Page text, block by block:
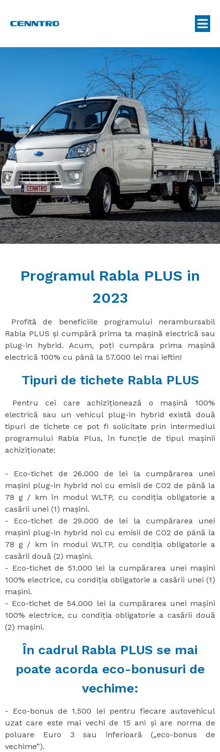
Programul Rabla PLUS in
2023
Profită de beneficiile programului nerambursabil
Rabla PLUS și cumpără prima ta mașină electrică sau
plug-in hybrid. Acum, poți cumpăra prima mașină
electrică 100% cu până la 57.000 lei mai ieftin!
Tipuri de tichete Rabla PLUS
Pentru cei care achiziționează o mașină 100%
electrică sau un vehicul plug-in hybrid există două
tipuri de tichete ce pot fi solicitate prin intermediul
programului Rabla Plus, în funcție de tipul mașinii
achiziționate:
- Eco-tichet de 26.000 de lei la cumpărarea unei
mașini plug-in hybrid noi cu emisii de CO2 de până la
78 g / km în modul WLTP, cu condiția obligatorie a
casării unei (1) mașini.
- Eco-tichet de 29.000 de lei la cumpărarea unei
mașini plug-in hybrid noi cu emisii de CO2 de până la
78 g / km în modul WLTP, cu condiția obligatorie a
casării două (2) mașini.
- Eco-tichet de 51.000 lei la cumpărarea unei mașini
100% electrice, cu condiția obligatorie a casării unei (1)
mașini.
- Eco-tichet de 54.000 lei la cumpărarea unei mașini
100% electrice, cu condiția obligatorie a casării două
(2) mașini.
În cadrul Rabla PLUS se mai
poate acorda eco-bonusuri de
vechime:
- Eco-bonus de 1.500 lei pentru fiecare autovehicul
uzat care este mai vechi de 15 ani și are norma de
poluare Euro 3 sau inferioară („eco-bonus de
vechime”).